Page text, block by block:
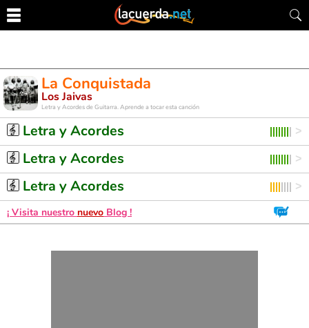
La Conquistada
Los Jaivas
Letra y Acordes de Guitarra. Aprende a tocar esta canción
Letra y Acordes
Letra y Acordes
Letra y Acordes
¡ Visita nuestro nuevo Blog !